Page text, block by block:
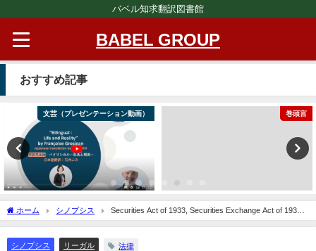
バベル知求翻訳図書館
BABEL GROUP
おすすめ記事
文芸（プレゼンテーション動画） 巻頭言
ホーム シノプシス
Securities Act of 1933, Securities Exchange Act of 1934
翻訳書タイトル：米国連邦証券法 （1933年証券法及び1934年証券取引所法）
シノプシス リーガル 法律